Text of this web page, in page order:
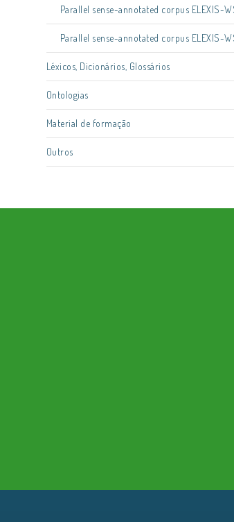
Parallel sense-annotated corpus ELEXIS-
Parallel sense-annotated corpus ELEXIS-
Léxicos, Dicionários, Glossários
Ontologias
Material de formação
Outros